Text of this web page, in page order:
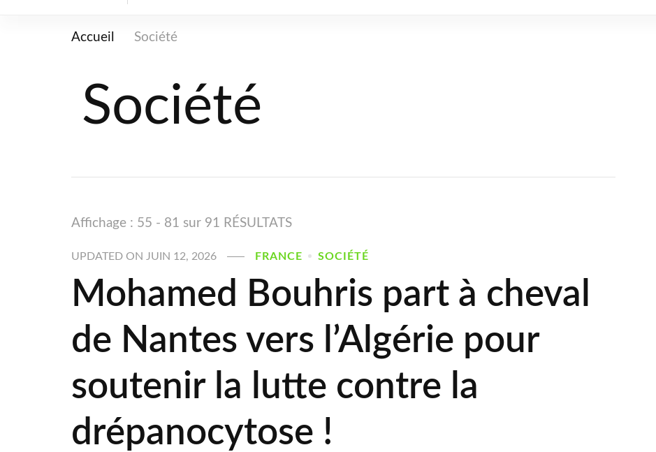
Accueil Société
Société
Affichage : 55 - 81 sur 91 RÉSULTATS
UPDATED ON JUIN 12, 2026 FRANCE SOCIÉTÉ
Mohamed Bouhris part à cheval
de Nantes vers l’Algérie pour
soutenir la lutte contre la
drépanocytose !